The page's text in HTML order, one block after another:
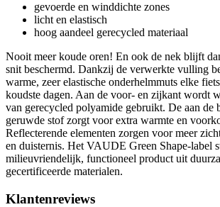
gevoerde en winddichte zones
licht en elastisch
hoog aandeel gerecycled materiaal
Nooit meer koude oren! En ook de nek blijft
snit beschermd. Dankzij de verwerkte vulling
warme, zeer elastische onderhelmmuts elke
koudste dagen. Aan de voor- en zijkant wordt
van gerecycled polyamide gebruikt. De aan de
geruwde stof zorgt voor extra warmte en
Reflecterende elementen zorgen voor meer
en duisternis. Het VAUDE Green Shape-label
milieuvriendelijk, functioneel product uit
gecertificeerde materialen.
Klantenreviews